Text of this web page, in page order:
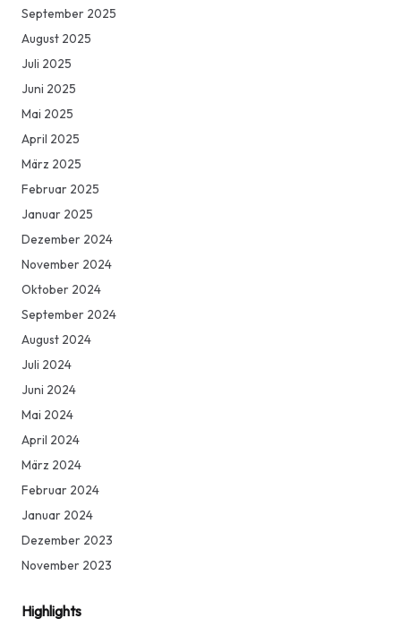
September 2025
August 2025
Juli 2025
Juni 2025
Mai 2025
April 2025
März 2025
Februar 2025
Januar 2025
Dezember 2024
November 2024
Oktober 2024
September 2024
August 2024
Juli 2024
Juni 2024
Mai 2024
April 2024
März 2024
Februar 2024
Januar 2024
Dezember 2023
November 2023
Highlights